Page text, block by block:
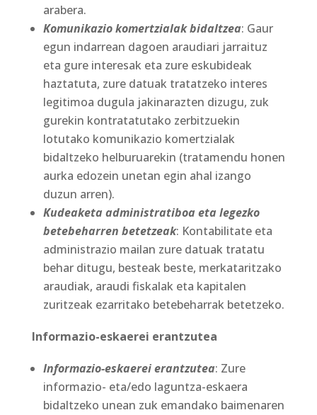
arabera.
Komunikazio komertzialak bidaltzea: Gaur
egun indarrean dagoen araudiari jarraituz
eta gure interesak eta zure eskubideak
haztatuta, zure datuak tratatzeko interes
legitimoa dugula jakinarazten dizugu, zuk
gurekin kontratatutako zerbitzuekin
lotutako komunikazio komertzialak
bidaltzeko helburuarekin (tratamendu honen
aurka edozein unetan egin ahal izango
duzun arren).
Kudeaketa administratiboa eta legezko
betebeharren betetzeak: Kontabilitate eta
administrazio mailan zure datuak tratatu
behar ditugu, besteak beste, merkataritzako
araudiak, araudi fiskalak eta kapitalen
zuritzeak ezarritako betebeharrak betetzeko.
Informazio-eskaerei erantzutea
Informazio-eskaerei erantzutea: Zure
informazio- eta/edo laguntza-eskaera
bidaltzeko unean zuk emandako baimenaren